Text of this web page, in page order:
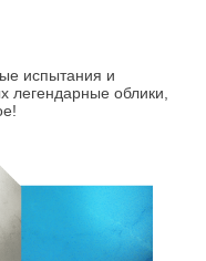
испытания и
легендарные облики,